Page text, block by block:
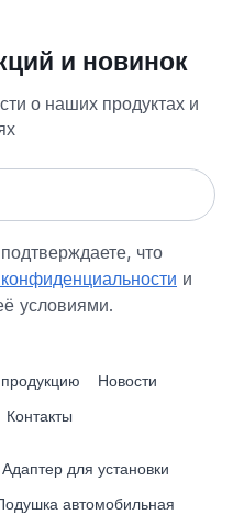
и новинок
о наших продуктах и
что
и
условиями.
Новости
Контакты
Адаптер для установки
автомобильная